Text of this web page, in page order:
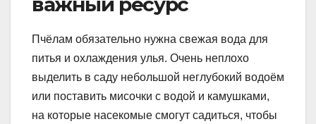
Пчёлам обязательно нужна свежая вода для
питья и охлаждения улья. Очень неплохо
выделить в саду небольшой неглубокий водоём
или поставить мисочки с водой и камушками,
на которые насекомые смогут садиться, чтобы